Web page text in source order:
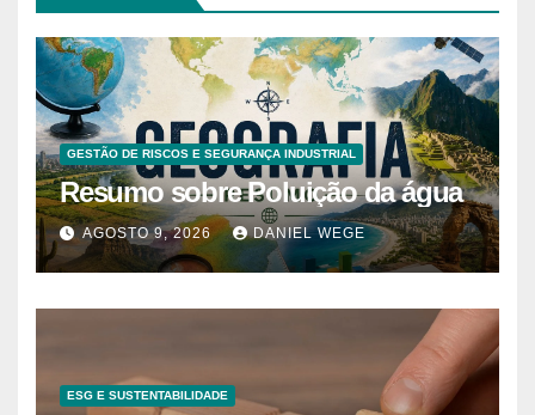
GESTÃO DE RISCOS E SEGURANÇA INDUSTRIAL
Resumo sobre Poluição da água
AGOSTO 9, 2026 DANIEL WEGE
ESG E SUSTENTABILIDADE